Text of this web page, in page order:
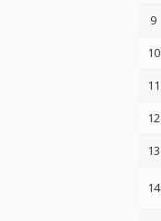
9
10
11
12
13
14